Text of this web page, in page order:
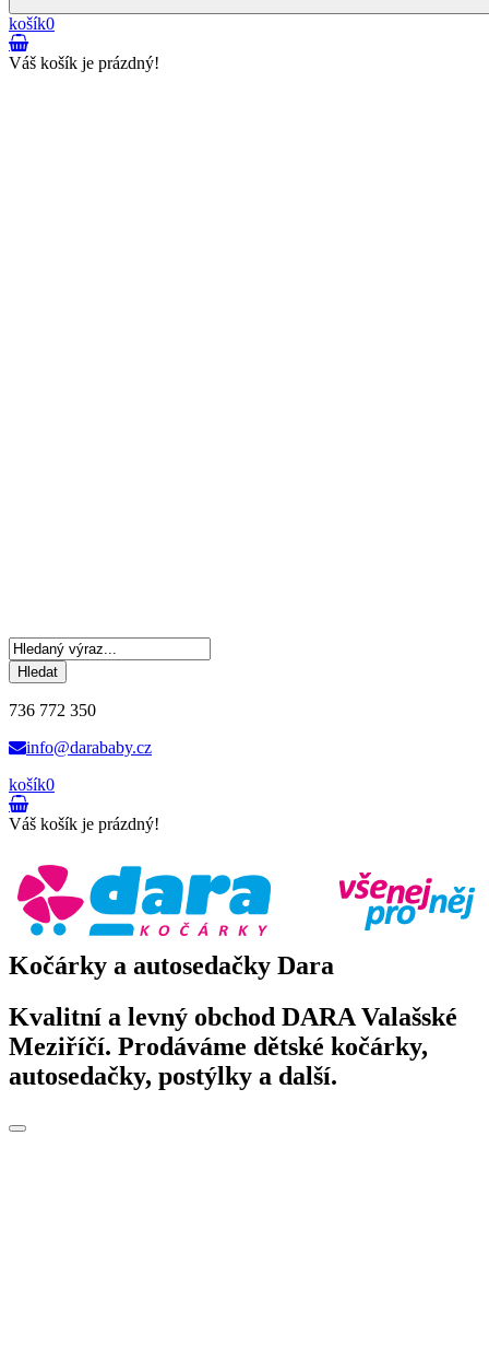
košík0
Váš košík je prázdný!
Hledat
736 772 350
info@darababy.cz
košík0
Váš košík je prázdný!
Kočárky a autosedačky Dara
Kvalitní a levný obchod DARA Valašské
Meziříčí. Prodáváme dětské kočárky,
autosedačky, postýlky a další.
Toggle